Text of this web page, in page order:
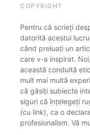
COPYRIGHT
Pentru că scrieți
datorită acestui
când preluați un
care v-a inspirat.
această conduită
mult mai multă
că găsiți subiecte
siguri că înțelegeți
(cu link), ca o
profesionalism. Vă